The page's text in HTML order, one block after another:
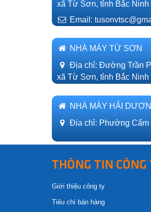
xã Từ Sơn, tỉnh Bắc Ninh
Email:
NHÀ MÁY TỪ SƠN
Địa chỉ: Đường Trần
xã Từ Sơn, tỉnh Bắc Ninh
NHÀ MÁY HẢI
Địa chỉ: Phường
THÔNG TIN CÔNG
Giới thiệu công ty
Tiêu chí bán hàng